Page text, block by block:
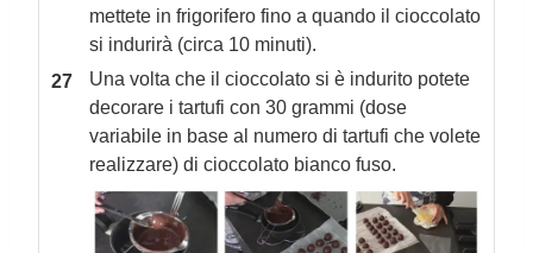
mettete in frigorifero fino a quando il cioccolato
si indurirà (circa 10 minuti).
Una volta che il cioccolato si è indurito potete
decorare i tartufi con 30 grammi (dose
variabile in base al numero di tartufi che volete
realizzare) di cioccolato bianco fuso.